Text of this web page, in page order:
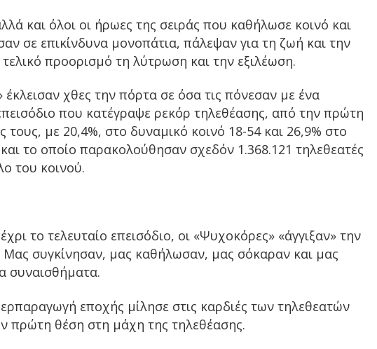
και όλοι οι ήρωες της σειράς που καθήλωσε κοινό και
σε επικίνδυνα μονοπάτια, πάλεψαν για τη ζωή και την
προορισμό τη λύτρωση και την εξιλέωση.
χθες την πόρτα σε όσα τις πόνεσαν με ένα
που κατέγραψε ρεκόρ τηλεθέασης, από την πρώτη
με 20,4%, στο δυναμικό κοινό 18-54 και 26,9% στο
το οποίο παρακολούθησαν σχεδόν 1.368.121 τηλεθεατές
του κοινού.
το τελευταίο επεισόδιο, οι «Ψυχοκόρες» «άγγιξαν» την
συγκίνησαν, μας καθήλωσαν, μας σόκαραν και μας
συναισθήματα.
εποχής μίλησε στις καρδιές των τηλεθεατών
πρώτη θέση στη μάχη της τηλεθέασης.